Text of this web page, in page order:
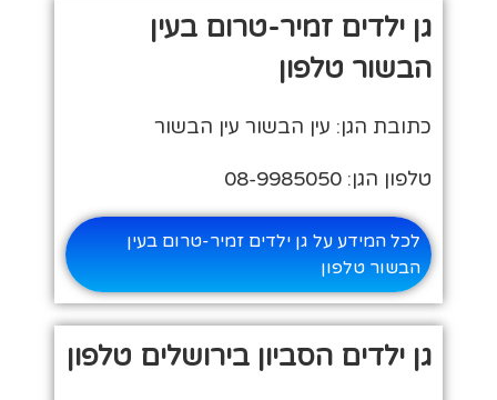
גן ילדים זמיר-טרום בעין
הבשור טלפון
כתובת הגן: עין הבשור עין הבשור
טלפון הגן: 08-9985050
לכל המידע על גן ילדים זמיר-טרום בעין
הבשור טלפון
גן ילדים הסביון בירושלים טלפון